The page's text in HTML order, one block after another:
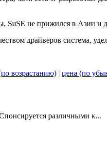
SuSE не прижился в Азии и
драйверов система,
возрастанию) | цена (по
различными к...